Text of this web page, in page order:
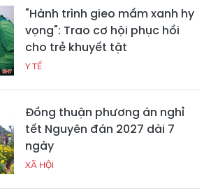
"Hành trình gieo mầm xanh hy
vọng": Trao cơ hội phục hồi
cho trẻ khuyết tật
Y TẾ
Đồng thuận phương án nghỉ
tết Nguyên đán 2027 dài 7
ngày
XÃ HỘI